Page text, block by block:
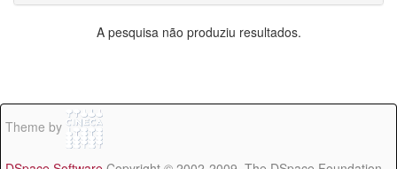
A pesquisa não produziu resultados.
Theme by